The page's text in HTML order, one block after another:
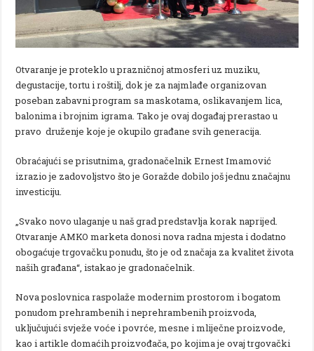
Otvaranje je proteklo u prazničnoj atmosferi uz muziku,
degustacije, tortu i roštilj, dok je za najmlađe organizovan
poseban zabavni program sa maskotama, oslikavanjem lica,
balonima i brojnim igrama. Tako je ovaj događaj prerastao u
pravo druženje koje je okupilo građane svih generacija.
Obraćajući se prisutnima, gradonačelnik Ernest Imamović
izrazio je zadovoljstvo što je Goražde dobilo još jednu značajnu
investiciju.
„Svako novo ulaganje u naš grad predstavlja korak naprijed.
Otvaranje AMKO marketa donosi nova radna mjesta i dodatno
obogaćuje trgovačku ponudu, što je od značaja za kvalitet života
naših građana“, istakao je gradonačelnik.
Nova poslovnica raspolaže modernim prostorom i bogatom
ponudom prehrambenih i neprehrambenih proizvoda,
uključujući svježe voće i povrće, mesne i mliječne proizvode,
kao i artikle domaćih proizvođača, po kojima je ovaj trgovački